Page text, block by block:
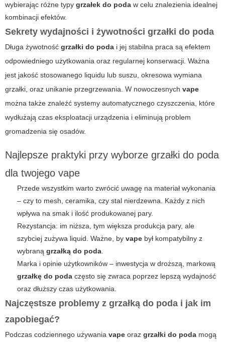
wybierając różne typy grzałek do poda w celu znalezienia idealnej
kombinacji efektów.
Sekrety wydajności i żywotności grzałki do poda
Długa żywotność grzałki do poda i jej stabilna praca są efektem
odpowiedniego użytkowania oraz regularnej konserwacji. Ważna
jest jakość stosowanego liquidu lub suszu, okresowa wymiana
grzałki, oraz unikanie przegrzewania. W nowoczesnych vape
można także znaleźć systemy automatycznego czyszczenia, które
wydłużają czas eksploatacji urządzenia i eliminują problem
gromadzenia się osadów.
Najlepsze praktyki przy wyborze grzałki do poda
dla twojego vape
Przede wszystkim warto zwrócić uwagę na materiał wykonania
– czy to mesh, ceramika, czy stal nierdzewna. Każdy z nich
wpływa na smak i ilość produkowanej pary.
Rezystancja: im niższa, tym większa produkcja pary, ale
szybciej zużywa liquid. Ważne, by vape był kompatybilny z
wybraną grzałką do poda.
Marka i opinie użytkowników – inwestycja w droższą, markową
grzałkę do poda często się zwraca poprzez lepszą wydajność
oraz dłuższy czas użytkowania.
Najczęstsze problemy z grzałką do poda i jak im
zapobiegać?
Podczas codziennego używania vape oraz grzałki do poda mogą